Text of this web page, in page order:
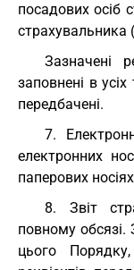
посадових осіб
страхувальника
Зазначені
заповнені в
передбачені.
7.
електронних
паперових
8. Звіт
повному
цього